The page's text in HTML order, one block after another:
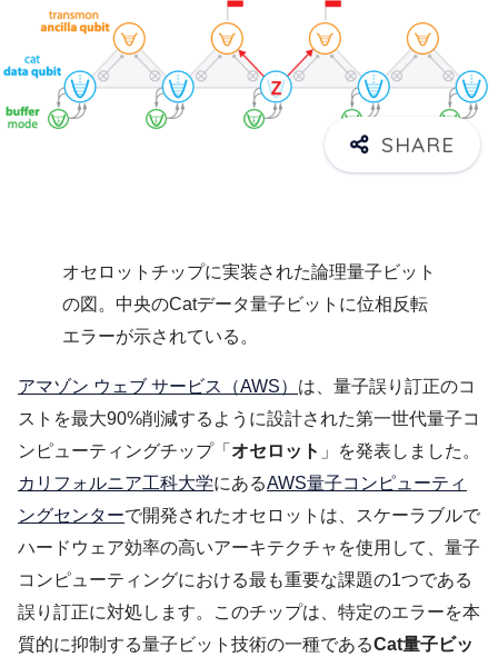
オセロットチップに実装された論理量子ビット
の図。中央のCatデータ量子ビットに位相反転
エラーが示されている。
アマゾン ウェブ サービス（AWS） は、量子誤り訂正のコ
ストを最大90%削減するように設計された第一世代量子コ
ンピューティングチップ「 オセロット 」を発表しました。
カリフォルニア工科大学にあるAWS量子コンピューティ
ングセンターで開発されたオセロットは、スケーラブルで
ハードウェア効率の高いアーキテクチャを使用して、量子
コンピューティングにおける最も重要な課題の1つである
誤り訂正に対処します。このチップは、特定のエラーを本
質的に抑制する量子ビット技術の一種であるCat量子ビッ